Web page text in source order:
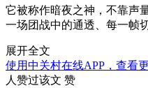
它被称作暗夜之神，不靠声
一场团战中的通透、每一帧
展开全文
使用中关村在线APP，查看
人赞过该文 赞